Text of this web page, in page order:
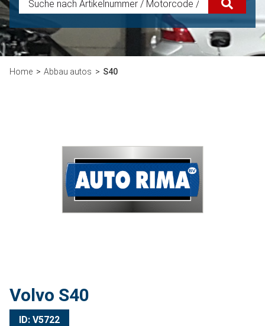
Home Abbau autos S40
Volvo S40
ID: V5722